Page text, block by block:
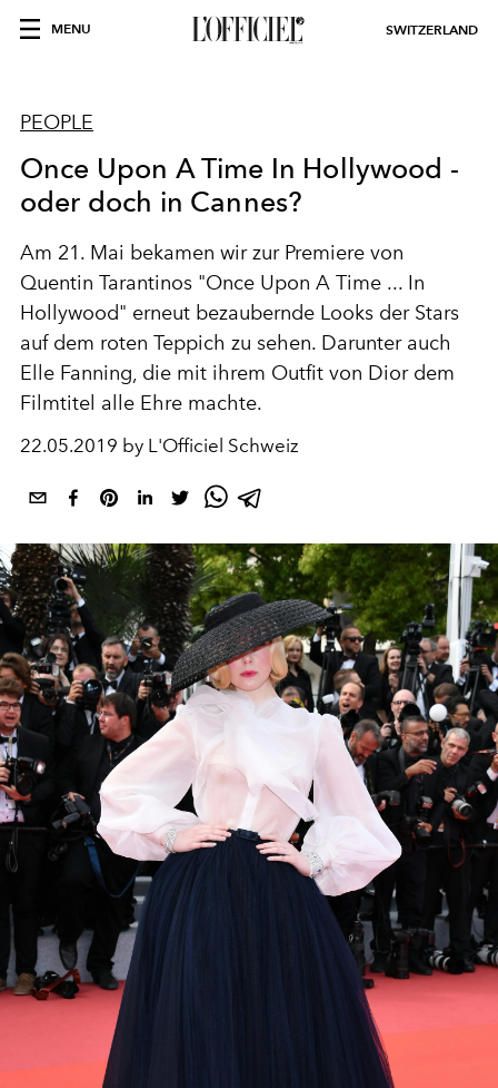
MENU SWITZERLAND
PEOPLE
Once Upon A Time In Hollywood -
oder doch in Cannes?
Am 21. Mai bekamen wir zur Premiere von
Quentin Tarantinos "Once Upon A Time ... In
Hollywood" erneut bezaubernde Looks der Stars
auf dem roten Teppich zu sehen. Darunter auch
Elle Fanning, die mit ihrem Outfit von Dior dem
Filmtitel alle Ehre machte.
22.05.2019 by L'Officiel Schweiz